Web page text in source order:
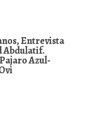
Entrevista
Abdulatif.
Azul-